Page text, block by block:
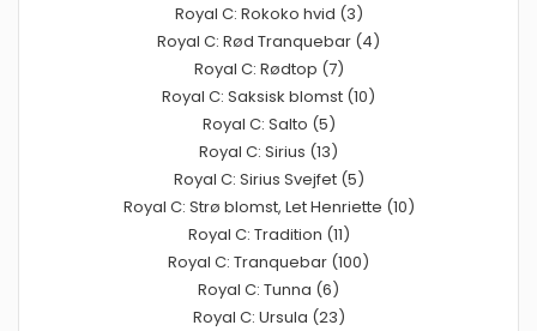
Royal C: Rokoko hvid (3)
Royal C: Rød Tranquebar (4)
Royal C: Rødtop (7)
Royal C: Saksisk blomst (10)
Royal C: Salto (5)
Royal C: Sirius (13)
Royal C: Sirius Svejfet (5)
Royal C: Strø blomst, Let Henriette (10)
Royal C: Tradition (11)
Royal C: Tranquebar (100)
Royal C: Tunna (6)
Royal C: Ursula (23)